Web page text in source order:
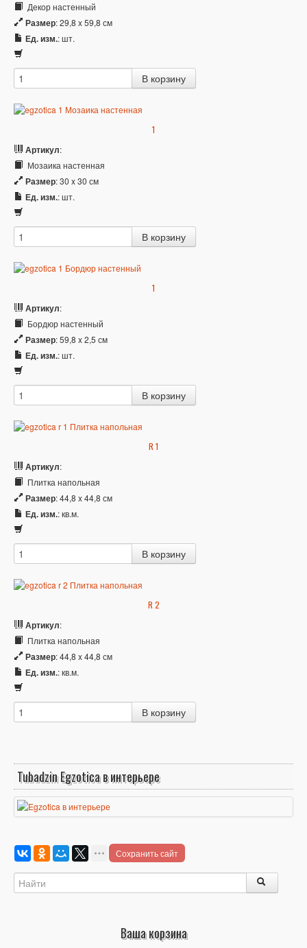
Декор настенный
Размер: 29,8 x 59,8 см
Ед. изм.: шт.
1
Артикул:
Мозаика настенная
Размер: 30 x 30 см
Ед. изм.: шт.
1
Артикул:
Бордюр настенный
Размер: 59,8 x 2,5 см
Ед. изм.: шт.
R 1
Артикул:
Плитка напольная
Размер: 44,8 x 44,8 см
Ед. изм.: кв.м.
R 2
Артикул:
Плитка напольная
Размер: 44,8 x 44,8 см
Ед. изм.: кв.м.
Tubadzin Egzotica в интерьере
Сохранить сайт
Ваша корзина